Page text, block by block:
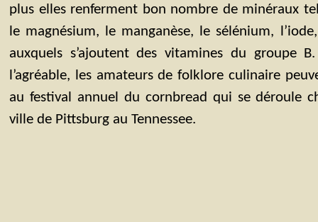
plus elles renferment bon nombre de minéraux
le magnésium, le manganèse, le sélénium,
auxquels s’ajoutent des vitamines du groupe
l’agréable, les amateurs de folklore culinaire
au festival annuel du cornbread qui se déroule
ville de Pittsburg au Tennessee.